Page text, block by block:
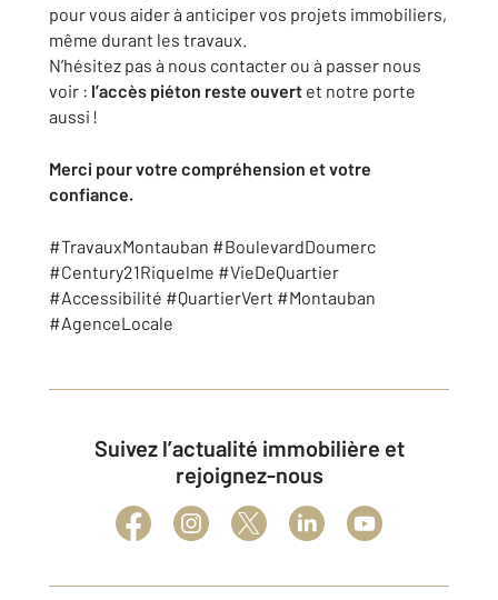
pour vous aider à anticiper vos projets immobiliers,
même durant les travaux.
N’hésitez pas à nous contacter ou à passer nous
voir : l’accès piéton reste ouvert et notre porte
aussi !
Merci pour votre compréhension et votre
confiance.
#TravauxMontauban #BoulevardDoumerc
#Century21Riquelme #VieDeQuartier
#Accessibilité #QuartierVert #Montauban
#AgenceLocale
Suivez l’actualité immobilière et
rejoignez-nous